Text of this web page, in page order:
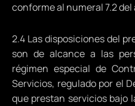
conforme al numeral 7.2 del
2.4 Las disposiciones del
son de alcance a las
régimen especial de
Servicios, regulado por el
que prestan servicios bajo